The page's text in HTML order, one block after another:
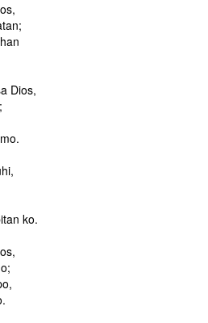
Dios,
ko.